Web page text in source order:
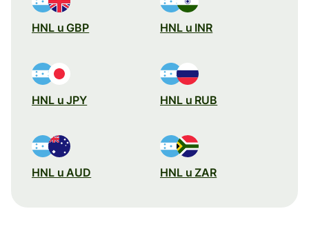
HNL u GBP HNL u INR
HNL u JPY HNL u RUB
HNL u AUD HNL u ZAR